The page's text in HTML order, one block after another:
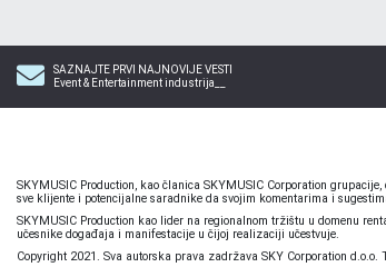
SAZNAJTE PRVI NAJNOVIJE VESTI
Event & Entertainment industrija__
SKYMUSIC Production, kao članica SKYMUSIC Corporation
sve klijente i potencijalne saradnike da svojim komentarima i
SKYMUSIC Production kao lider na regionalnom tržištu u domenu
učesnike događaja i manifestacije u čijoj realizaciji učestvuje.
Copyright 2021. Sva autorska prava zadržava SKY Corporation